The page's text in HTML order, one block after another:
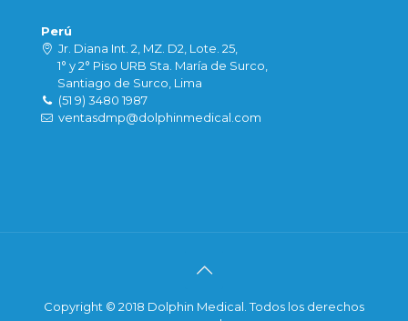
Perú
Jr. Diana Int. 2, MZ. D2, Lote. 25,
1° y 2° Piso URB Sta. María de Surco,
Santiago de Surco, Lima
(51 9) 3480 1987
ventasdmp@dolphinmedical.com
Copyright © 2018 Dolphin Medical. Todos los derechos